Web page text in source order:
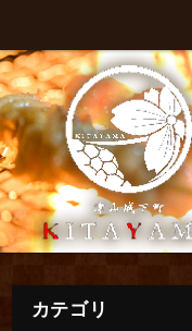
カテゴリ